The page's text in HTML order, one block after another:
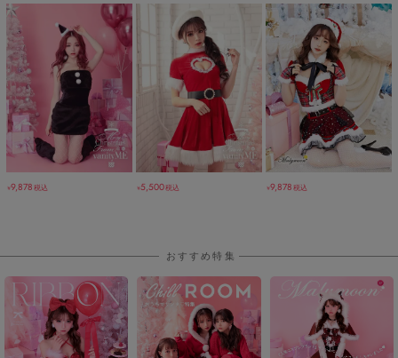
￥9,878税込 ￥5,500税込 ￥9,878税込
おすすめ特集